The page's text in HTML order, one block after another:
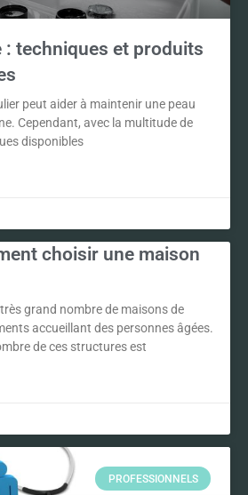
: techniques et produits
peut aider à maintenir une peau
Cependant, avec la multitude de
disponibles
choisir une maison
grand nombre de maisons de
accueillant des personnes âgées.
de ces structures est
PROFESSIONNELS